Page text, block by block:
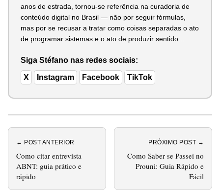
anos de estrada, tornou-se referência na curadoria de
conteúdo digital no Brasil — não por seguir fórmulas,
mas por se recusar a tratar como coisas separadas o ato
de programar sistemas e o ato de produzir sentido...
Siga Stéfano nas redes sociais:
X Instagram Facebook TikTok
← POST ANTERIOR
Como citar entrevista
ABNT: guia prático e
rápido
PRÓXIMO POST →
Como Saber se Passei no
Prouni: Guia Rápido e
Fácil